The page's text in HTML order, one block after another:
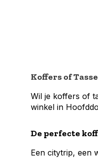
Koffers of
Wil je koffers of
winkel in
De perfecte
Een citytrip, een